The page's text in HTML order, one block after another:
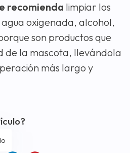
recomienda limpiar los
oxigenada, alcohol,
son productos que
de la mascota, llevándola
más largo y